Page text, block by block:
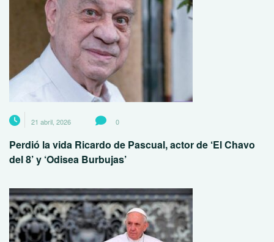
21 abril, 2026 0
Perdió la vida Ricardo de Pascual, actor de ‘El Chavo
del 8’ y ‘Odisea Burbujas’